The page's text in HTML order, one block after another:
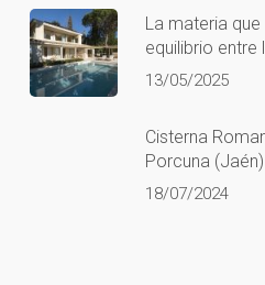
La materia que
equilibrio entre
13/05/2025
Cisterna
Porcuna (Jaén)
18/07/2024